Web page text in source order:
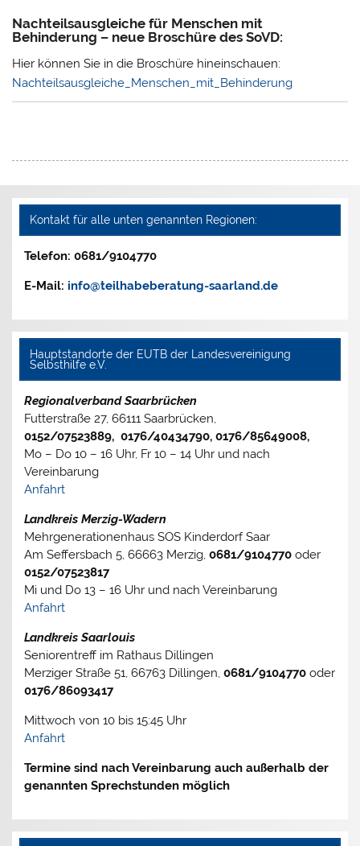
Nachteilsausgleiche für Menschen mit
Behinderung – neue Broschüre des SoVD:
Hier können Sie in die Broschüre hineinschauen:
Nachteilsausgleiche_Menschen_mit_Behinderung
Kontakt für alle unten genannten Regionen:
Telefon: 0681/9104770
E-Mail: info@teilhabeberatung-saarland.de
Hauptstandorte der EUTB der Landesvereinigung
Selbsthilfe e.V.
Regionalverband Saarbrücken
Futterstraße 27, 66111 Saarbrücken,
0152/07523889, 0176/40434790, 0176/85649008,
Mo – Do 10 – 16 Uhr, Fr 10 – 14 Uhr und nach
Vereinbarung
Anfahrt
Landkreis Merzig-Wadern
Mehrgenerationenhaus SOS Kinderdorf Saar
Am Seffersbach 5, 66663 Merzig,0681/9104770 oder
0152/07523817
Mi und Do 13 – 16 Uhr und nach Vereinbarung
Anfahrt
Landkreis Saarlouis
Seniorentreff im Rathaus Dillingen
Merziger Straße 51, 66763 Dillingen,0681/9104770oder
0176/86093417
Mittwoch von 10 bis 15:45 Uhr
Anfahrt
Termine sind nach Vereinbarung auch außerhalb der
genannten Sprechstunden möglich